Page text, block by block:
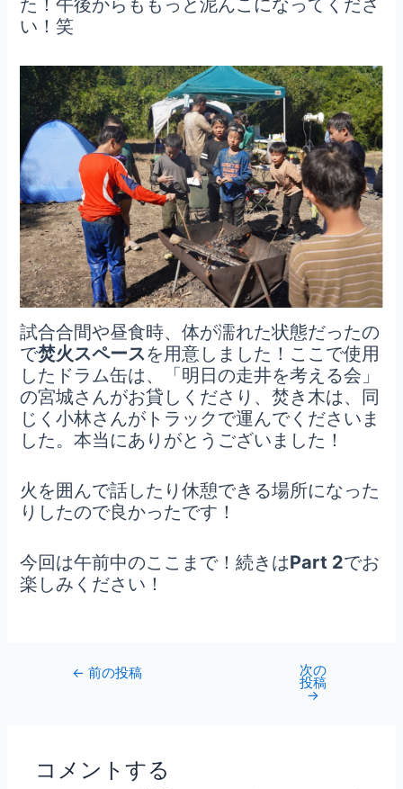
た！午後からももっと泥んこになってくださ
い！笑
試合合間や昼食時、体が濡れた状態だったの
で焚火スペースを用意しました！ここで使用
したドラム缶は、「明日の走井を考える会」
の宮城さんがお貸しくださり、焚き木は、同
じく小林さんがトラックで運んでくださいま
した。本当にありがとうございました！
火を囲んで話したり休憩できる場所になった
りしたので良かったです！
今回は午前中のここまで！続きはPart 2でお
楽しみください！
← 前の投稿 次の
投稿
→
コメントする